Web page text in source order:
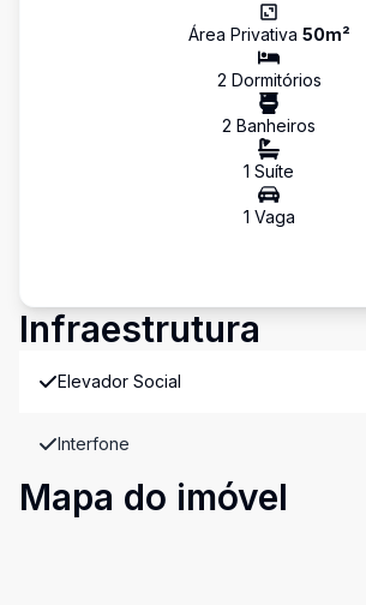
Área Privativa 50m²
2 Dormitórios
2 Banheiros
1 Suíte
1 Vaga
Infraestrutura
Elevador Social
Interfone
Mapa do imóvel